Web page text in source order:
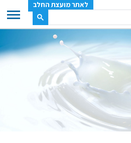
לאתר מועצת החלב